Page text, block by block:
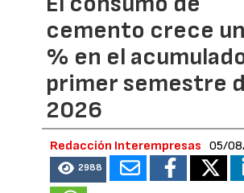
cemento crece
% en el
primer semestre
2026
Redacción Interempresas 05/
2988